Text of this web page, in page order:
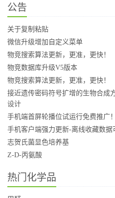
公告
关于复制粘贴
微信升级增加自定义菜单
物竞搜索算法更新，更准，更快！
物竞数据库升级V5版本
物竞搜索算法更新，更准，更快！
接近遗传密码符号扩增的生物合成
设计
手机端首屏轮播位试运行免费推广！
手机客户端强力更新-离线收藏数据
志贺氏菌显色培养基
Z-D-丙氨酸
热门化学品